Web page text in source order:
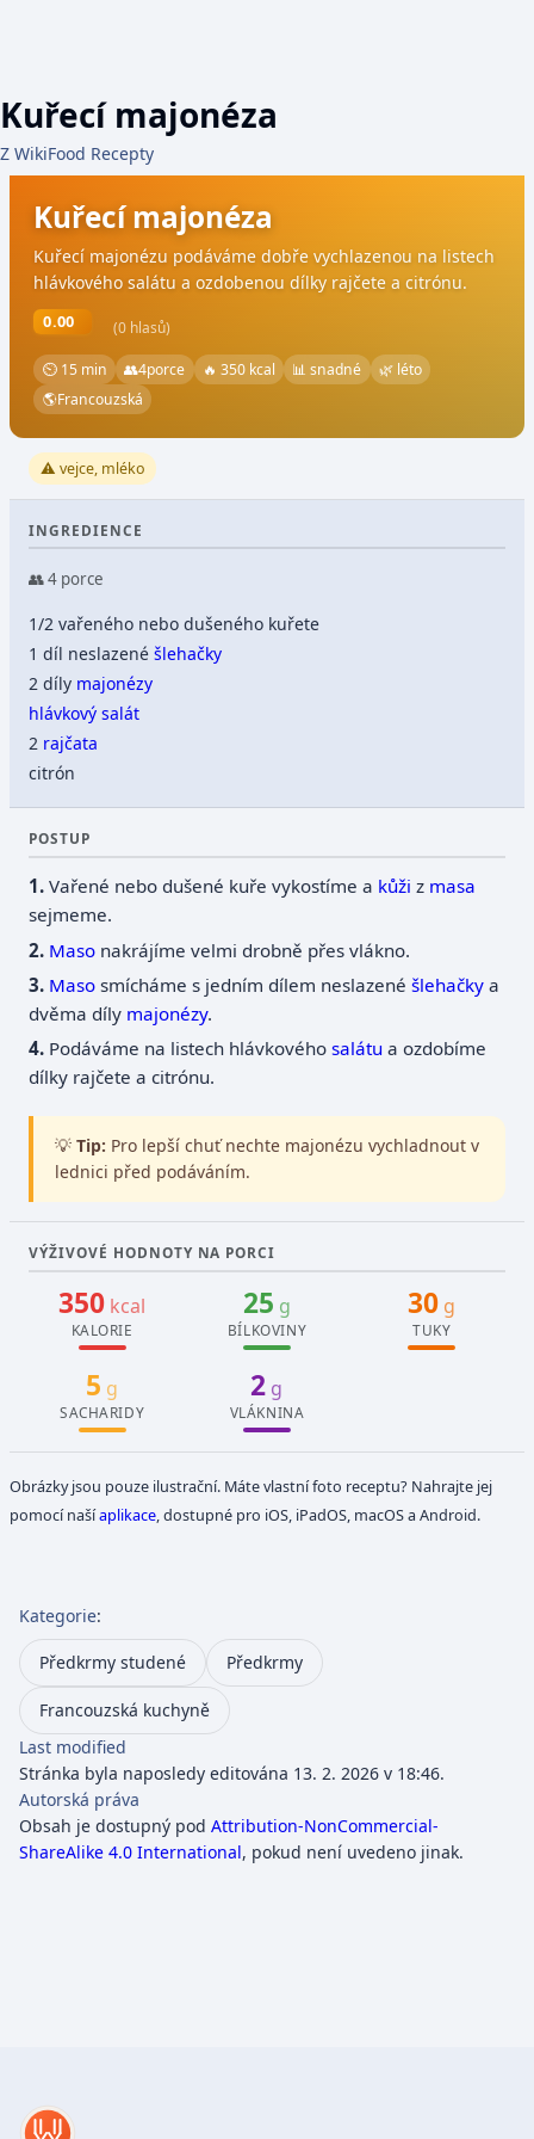
Kuřecí majonéza
Z WikiFood Recepty
Kuřecí majonéza
Kuřecí majonézu podáváme dobře vychlazenou na listech
hlávkového salátu a ozdobenou dílky rajčete a citrónu.
0.00 (0 hlasů)
⏲ 15 min 👥4porce 🔥 350 kcal 📊 snadné
🌿 léto
🌎Francouzská
⚠️ vejce, mléko
INGREDIENCE
👥 4 porce
1/2 vařeného nebo dušeného kuřete
1 díl neslazenéšlehačky
2 díly majonézy
hlávkový salát
2 rajčata
citrón
POSTUP
Vařené nebo dušené kuře vykostíme a kůži z masa
sejmeme.
Maso nakrájíme velmi drobně přes vlákno.
Maso smícháme s jedním dílem neslazenéšlehačky a
dvěma díly majonézy.
Podáváme na listech hlávkovéhosalátu a ozdobíme
dílky rajčete a citrónu.
💡 Tip: Pro lepší chuť nechte majonézu vychladnout v
lednici před podáváním.
VÝŽIVOVÉ HODNOTY NA PORCI
350 kcal
KALORIE
25 g
BÍLKOVINY
30 g
TUKY
5 g
SACHARIDY
2 g
VLÁKNINA
Obrázky jsou pouze ilustrační. Máte vlastní foto receptu? Nahrajte jej
pomocí našíaplikace, dostupné pro iOS, iPadOS, macOS a Android.
Kategorie:
Předkrmy studené Předkrmy
Francouzská kuchyně
Last modified
Stránka byla naposledy editována 13. 2. 2026 v 18:46.
Autorská práva
Obsah je dostupný pod Attribution-NonCommercial-
ShareAlike 4.0 International, pokud není uvedeno jinak.